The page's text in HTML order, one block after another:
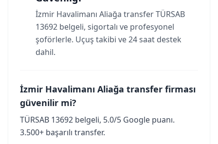
İzmir Havalimanı Aliağa transfer TÜRSAB
13692 belgeli, sigortalı ve profesyonel
şoförlerle. Uçuş takibi ve 24 saat destek
dahil.
İzmir Havalimanı Aliağa transfer firması
güvenilir mi?
TÜRSAB 13692 belgeli, 5.0/5 Google puanı.
3.500+ başarılı transfer.